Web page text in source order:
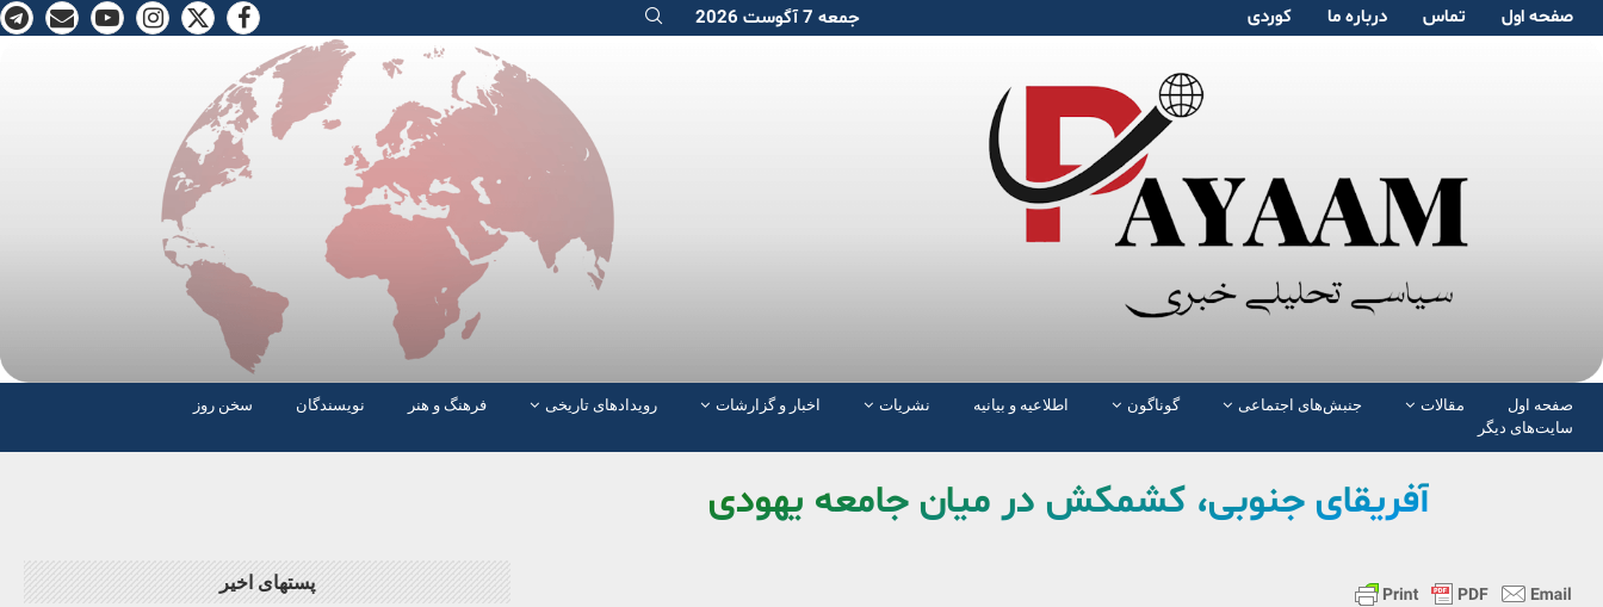
صفحە اول تماس دربارە ما کوردی جمعه 7 آگوست 2026
صفحە اول مقالات جنبش‌های اجتماعی گوناگون اطلاعیه و بیانیه نشریات اخبار و گزارشات رویدادهای تاریخی فرهنگ و هنر نویسندگان
سخن روز
سایت‌های دیگر
آفریقای جنوبی، کشمکش در میان جامعه یهودی
پستهای اخیر